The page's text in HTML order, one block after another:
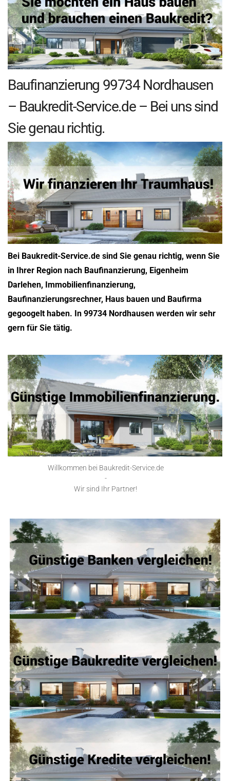
Baufinanzierung 99734 Nordhausen
– Baukredit-Service.de – Bei uns sind
Sie genau richtig.
Bei Baukredit-Service.de sind Sie genau richtig, wenn Sie
in Ihrer Region nach Baufinanzierung, Eigenheim
Darlehen, Immobilienfinanzierung,
Baufinanzierungsrechner, Haus bauen und Baufirma
gegoogelt haben. In 99734 Nordhausen werden wir sehr
gern für Sie tätig.
Willkommen bei Baukredit-Service.de
-
Wir sind Ihr Partner!